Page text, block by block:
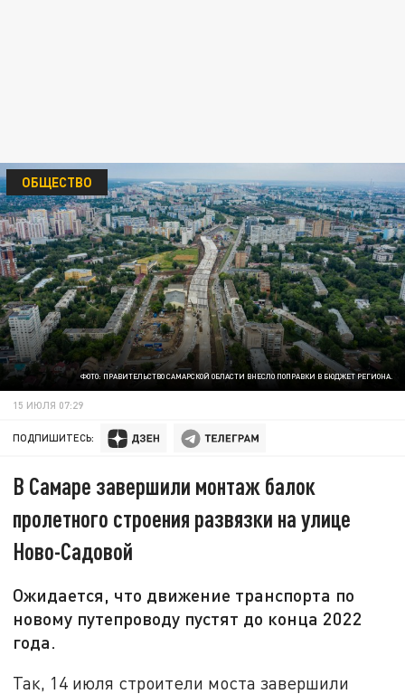
ФОТО: ПРАВИТЕЛЬСТВО САМАРСКОЙ ОБЛАСТИ ВНЕСЛО ПОПРАВКИ В БЮДЖЕТ РЕГИОНА.
ОБЩЕСТВО
15 ИЮЛЯ 07:29
ПОДПИШИТЕСЬ:
В Самаре завершили монтаж балок
пролетного строения развязки на улице
Ново-Садовой
Ожидается, что движение транспорта по
новому путепроводу пустят до конца 2022
года.
Так, 14 июля строители моста завершили